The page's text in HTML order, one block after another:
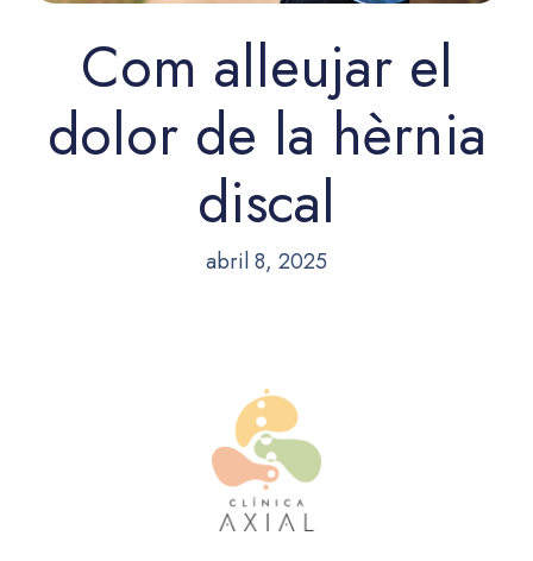
Com alleujar el
dolor de la hèrnia
discal
abril 8, 2025